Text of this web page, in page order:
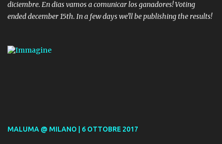
diciembre. En dias vamos a comunicar los ganadores! Voting
ended december 15th. In a few days we'll be publishing the results!
MALUMA @ MILANO | 6 OTTOBRE 2017